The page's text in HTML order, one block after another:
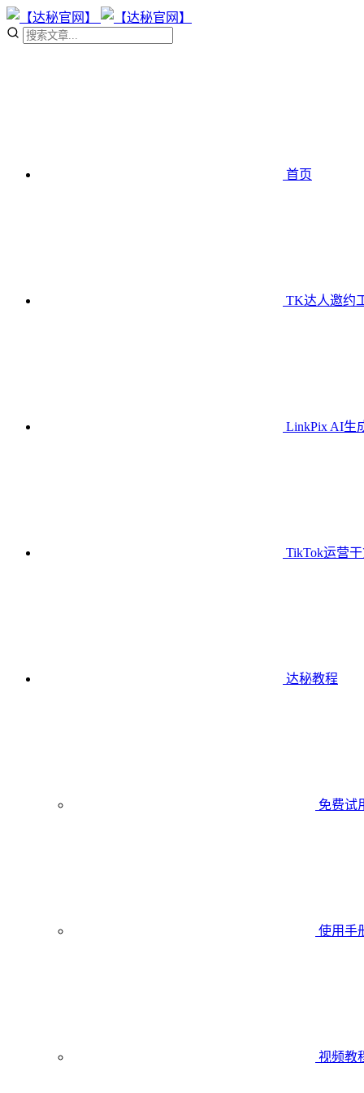
首页
TK达人邀约
LinkPix AI生
TikTok运营
达秘教程
免费试
使用手
视频教